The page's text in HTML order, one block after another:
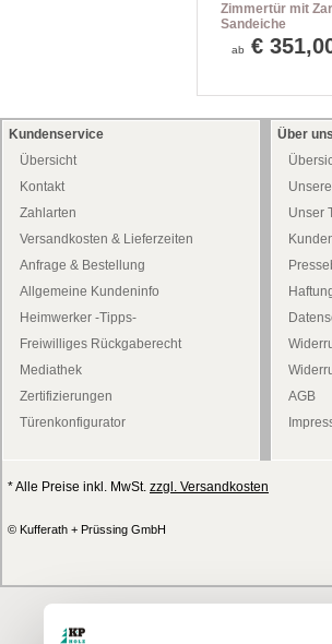
Zimmertür mit
Sandeiche
Röhrenspanplatte
Rundkante
ab €
Kundenservice
Übersicht
Kontakt
Zahlarten
Versandkosten & Lieferzeiten
Anfrage & Bestellung
Allgemeine Kundeninfo
Heimwerker -Tipps-
Freiwilliges Rückgaberecht
Mediathek
Zertifizierungen
Türenkonfigurator
Über uns
Unser
AGB
* Alle Preise inkl. MwSt. zzgl. Versandkosten
© Kufferath + Prüssing GmbH